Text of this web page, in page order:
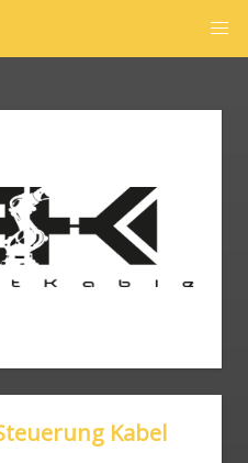
Kabel